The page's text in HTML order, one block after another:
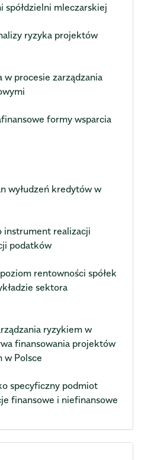
spółdzielni mleczarskiej
ryzyka projektów
w procesie zarządzania
formy wsparcia
wyłudzeń kredytów w
instrument realizacji
podatków
rentowności spółek
sektora
ryzykiem w
finansowania projektów
w Polsce
specyficzny podmiot
finansowe i niefinansowe